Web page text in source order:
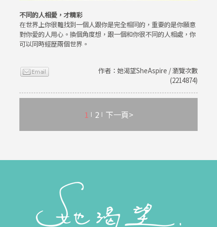
不同的人相愛，才精彩
在世界上你很難找到一個人跟你是完全相同的，重要的是你願意
對你愛的人用心。換個角度想，跟一個和你很不同的人相處，你
可以同時經歷兩個世界。
作者：她渴望SheAspire / 瀏覽次數
(2214874)
1 2 下一頁>